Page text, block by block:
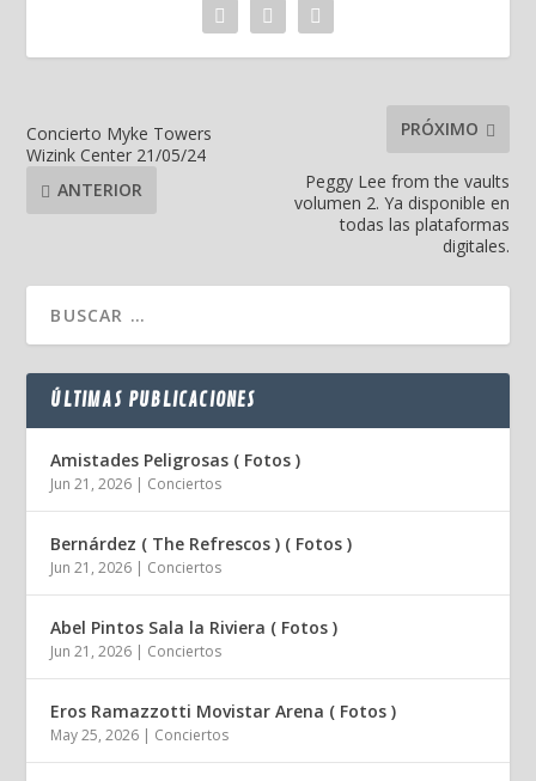
Concierto Myke Towers
Wizink Center 21/05/24
ANTERIOR
PRÓXIMO
Peggy Lee from the vaults
volumen 2. Ya disponible en
todas las plataformas
digitales.
ÚLTIMAS PUBLICACIONES
Amistades Peligrosas ( Fotos )
Jun 21, 2026 | Conciertos
Bernárdez ( The Refrescos ) ( Fotos )
Jun 21, 2026 | Conciertos
Abel Pintos Sala la Riviera ( Fotos )
Jun 21, 2026 | Conciertos
Eros Ramazzotti Movistar Arena ( Fotos )
May 25, 2026 | Conciertos